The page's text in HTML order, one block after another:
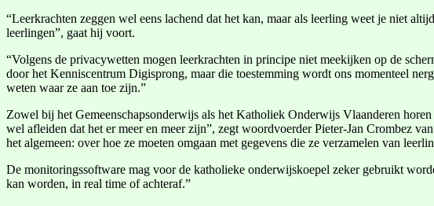
“Leerkrachten zeggen wel eens lachend dat het kan, maar als leerling weet je niet
leerlingen”, gaat hij voort.
“Volgens de privacywetten mogen leerkrachten in principe niet meekijken op de
door het Kenniscentrum Digisprong, maar die toestemming wordt ons momenteel
weten waar ze aan toe zijn.”
Zowel bij het Gemeenschapsonderwijs als het Katholiek Onderwijs Vlaanderen
wel afleiden dat het er meer en meer zijn”, zegt woordvoerder Pieter-Jan Crombez
het algemeen: over hoe ze moeten omgaan met gegevens die ze verzamelen van
De monitoringssoftware mag voor de katholieke onderwijskoepel zeker gebruikt
kan worden, in real time of achteraf.”